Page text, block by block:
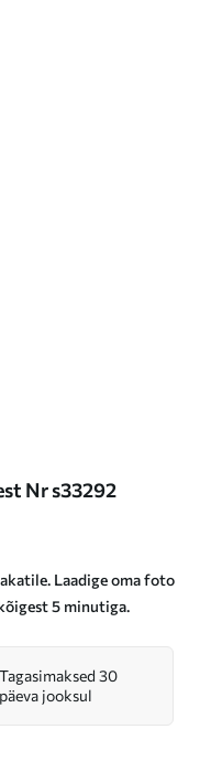
Nr s33292
Laadige oma foto
5 minutiga.
Tagasimaksed 30
päeva jooksul